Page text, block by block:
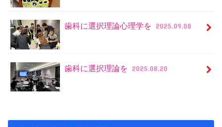
歯科に選択理論心理学を 2025.09.08
歯科に選択理論を 2025.08.20